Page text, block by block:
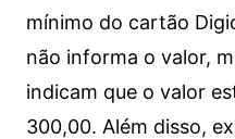
mínimo do cartão
não informa o valor,
indicam que o valor
300,00. Além disso,